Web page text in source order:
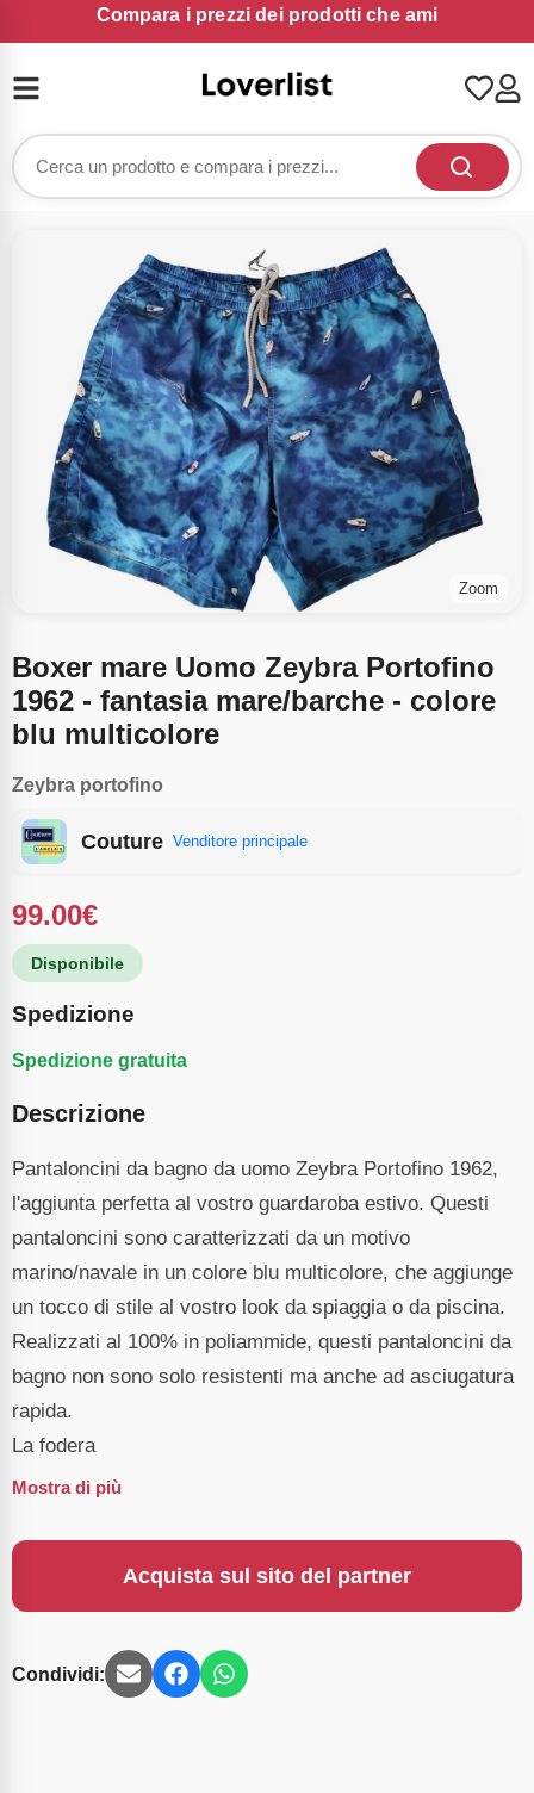
Compara i prezzi dei prodotti che ami
Zoom
Boxer mare Uomo Zeybra Portofino
1962 - fantasia mare/barche - colore
blu multicolore
Zeybra portofino
Couture Venditore principale
99.00€
Disponibile
Spedizione
Spedizione gratuita
Descrizione
Pantaloncini da bagno da uomo Zeybra Portofino 1962,
l'aggiunta perfetta al vostro guardaroba estivo. Questi
pantaloncini sono caratterizzati da un motivo
marino/navale in un colore blu multicolore, che aggiunge
un tocco di stile al vostro look da spiaggia o da piscina.
Realizzati al 100% in poliammide, questi pantaloncini da
bagno non sono solo resistenti ma anche ad asciugatura
rapida.
La fodera
Mostra di più
Acquista sul sito del partner
Condividi: